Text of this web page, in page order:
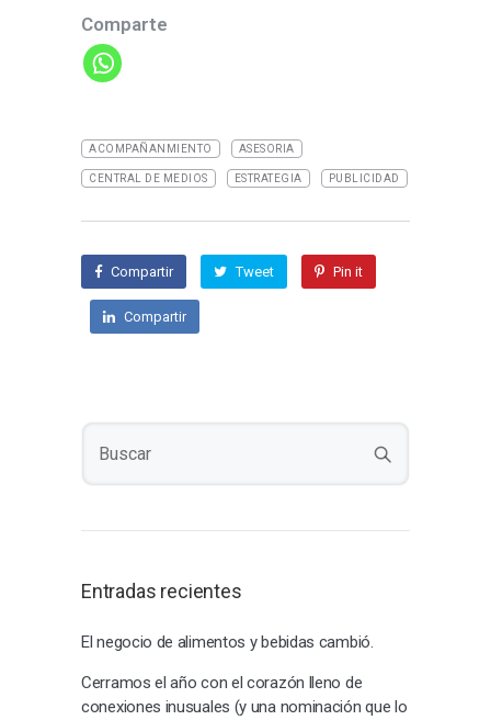
t
Comparte
ACOMPAÑANMIENTO ASESORIA
CENTRAL DE MEDIOS ESTRATEGIA PUBLICIDAD
Compartir Tweet Pin it
Compartir
Entradas recientes
El negocio de alimentos y bebidas cambió.
Cerramos el año con el corazón lleno de
conexiones inusuales (y una nominación que lo